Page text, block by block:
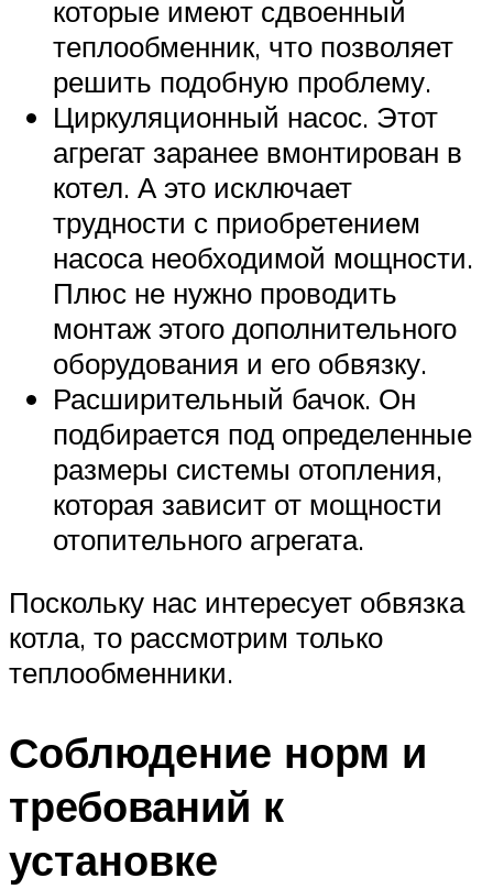
которые имеют сдвоенный
теплообменник, что позволяет
решить подобную проблему.
Циркуляционный насос. Этот
агрегат заранее вмонтирован в
котел. А это исключает
трудности с приобретением
насоса необходимой мощности.
Плюс не нужно проводить
монтаж этого дополнительного
оборудования и его обвязку.
Расширительный бачок. Он
подбирается под определенные
размеры системы отопления,
которая зависит от мощности
отопительного агрегата.
Поскольку нас интересует обвязка
котла, то рассмотрим только
теплообменники.
Соблюдение норм и
требований к
установке